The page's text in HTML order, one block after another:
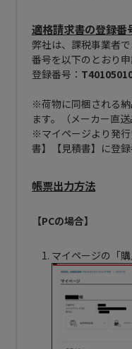
適格請求書の登録番
弊社は、課税事業者
番号を以下のとおり申
登録番号：
※荷物に同梱される
ます。（メーカー直送
※マイページより発
書】【見積書】に登
帳票出力方法
【PCの場合】
マイページの「購